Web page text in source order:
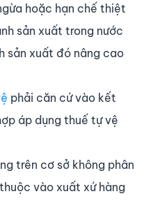
hoặc hạn chế thiệt
sản xuất trong nước
sản xuất đó nâng cao
phải căn cứ vào kết
áp dụng thuế tự vệ
trên cơ sở không phân
vào xuất xứ hàng